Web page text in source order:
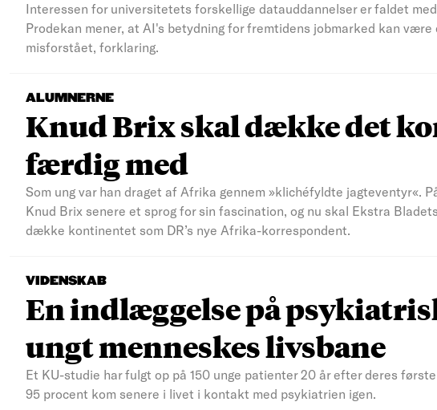
Interessen for universitetets forskellige datauddannelser er faldet
Prodekan mener, at AI's betydning for fremtidens jobmarked kan være
misforstået, forklaring.
ALUMNERNE
Knud Brix skal dække det
færdig med
Som ung var han draget af Afrika gennem »klichéfyldte jagteventyr«.
Knud Brix senere et sprog for sin fascination, og nu skal Ekstra
dække kontinentet som DR’s nye Afrika-korrespondent.
VIDENSKAB
En indlæggelse på
ungt menneskes livsbane
Et KU-studie har fulgt op på 150 unge patienter 20 år efter deres
95 procent kom senere i livet i kontakt med psykiatrien igen.